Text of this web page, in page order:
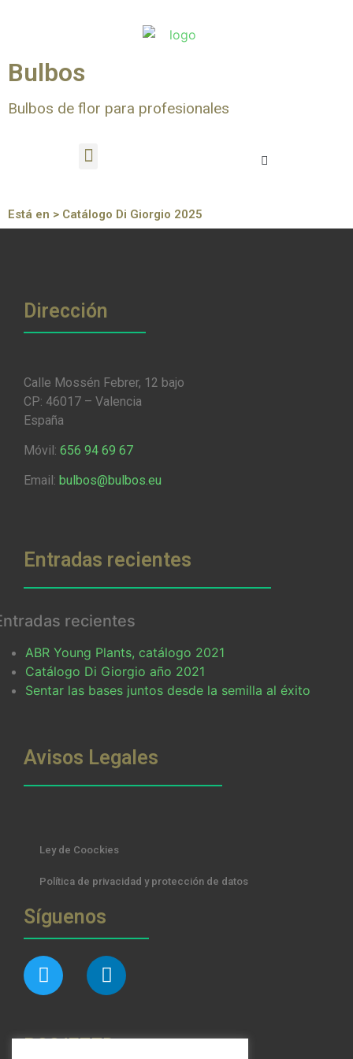
Bulbos
Bulbos de flor para profesionales
Está en > Catálogo Di Giorgio 2025
Dirección
Calle Mossén Febrer, 12 bajo
CP: 46017 – Valencia
España
Móvil: 656 94 69 67
Email: bulbos@bulbos.eu
Entradas recientes
recientes
ABR Young Plants, catálogo 2021
Catálogo Di Giorgio año 2021
Sentar las bases juntos desde la semilla al éxito
Avisos Legales
Ley de Coockies
Política de privacidad y protección de datos
Síguenos
RSS/FEED